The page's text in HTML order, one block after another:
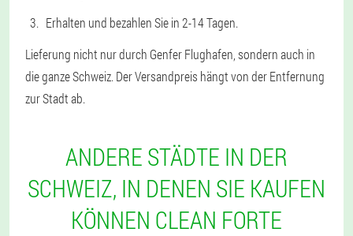
Erhalten und bezahlen Sie in 2-14 Tagen.
Lieferung nicht nur durch Genfer Flughafen, sondern auch in
die ganze Schweiz. Der Versandpreis hängt von der Entfernung
zur Stadt ab.
ANDERE STÄDTE IN DER
SCHWEIZ, IN DENEN SIE KAUFEN
KÖNNEN CLEAN FORTE